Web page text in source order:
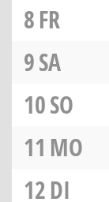
8FR
9SA
10SO
11 MO
12DI